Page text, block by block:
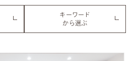
キーワード
から選ぶ